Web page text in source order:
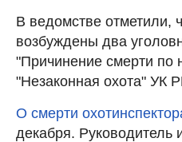
В ведомстве отметили,
возбуждены два
"Причинение смерти по
"Незаконная охота" УК
О смерти
декабря. Руководитель